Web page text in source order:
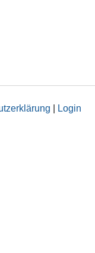
Login